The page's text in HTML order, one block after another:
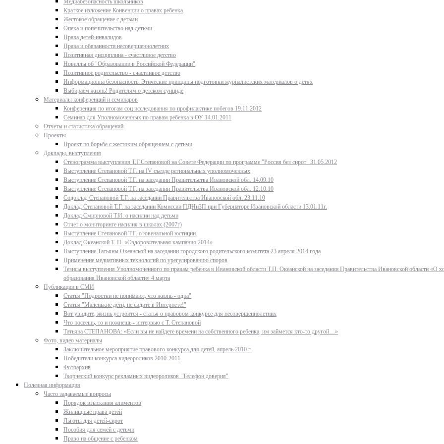
Медиабезопасность школьников
Краткое изложение Конвенции о правах ребенка
Жестокое обращение с детьми
Опека и попечительство над детьми
Права детей-инвалидов
Права и обязанности несовершеннолетних
Позитивная дисциплина - счастливое детство
Новеллы об "Образовании в Российской Федерации"
Позитивное родительство - счастливое детство
Информационна безопасность. Этические принципы подготовки журналистских материалов о детях
Выбираем жизнь! Родителям о детском суициде
Материалы конференций и семинаров
Конференция по итогам соц исследования по профилактике побегов 19.11.2012
Семинар для Уполномоченных по правам ребенка в ОУ 14.01.2011
Отчеты и статистика обращений
Проекты
Проект по борьбе с жестоким обращением с детьми
Доклады, выступления
Стенограмма выступления Т.Г.Степановой на Совете Федерации по программе "Россия без сирот" 31.05.2012
Выступление Степановой Т.Г. на IV съезде региональных уполномоченных
Выступление Степановой Т.Г. на заседании Правительства Ивановской обл. 14.09.10
Выступление Степановой Т.Г. на заседании Правительства Ивановской обл. 12.10.10
Содоклад Степановой Т.Г. на заседании Правительства Ивановской обл. 23.11.10
Доклад Степановой Т.Г. на заседании Комиссии ПДНиЗП при Губернаторе Ивановской области 13.01.11г.
Доклад Смирновой Т.И. о насилии над детьми
Отчет о мониторинге насилия в школах (2007г)
Выступление Степановой Т.Г. о ювенальной юстиции
Доклад Океанской Т. П. «Оздоровительная кампания 2014»
Выступление Татьяны Океанской на заседании городского родительского комитета 23 апреля 2014 года
Применение медиативных технологий по урегулированию споров
Тезисы выступления Уполномоченного по правам ребенка в Ивановской области Т.П. Океанской на заседании Правительства Ивановской области «О
образования Ивановской области» 4 марта
Публикации в СМИ
Статья "Подростки не понимают, что жизнь - одна"
Статья "Маленькие дети, не сидите в Интернете!"
Вот увидите, жизнь устроится - статья о правовом конкурсе для несовершеннолетних
Что посеешь, то и пожнешь - интервью с Т. Степановой
Татьяна СТЕПАНОВА: «Если вы не найдете времени на собственного ребенка, им займется кто-то другой…»
Фото, видео материалы
Заключительное мероприятие правового конкурса для детей, апрель 2010 г.
Победители конкурса видеороликов 2010-2011
Фотоархив
Творческий конкурс рекламных видеороликов "Телефон доверия"
Полезная информация
Часто задаваемые вопросы
Порядок взыскания алиментов
Жилищные права детей
Льготы для детей-сирот
Пособия для семей с детьми
Право на общение с ребенком